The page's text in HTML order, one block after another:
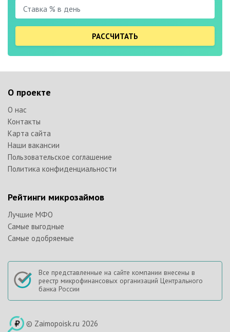
РАССЧИТАТЬ
О проекте
О нас
Контакты
Карта сайта
Наши вакансии
Пользовательское соглашение
Политика конфиденциальности
Рейтинги микрозаймов
Лучшие МФО
Самые выгодные
Самые одобряемые
Все представленные на сайте компании внесены в
реестр микрофинансовых организаций Центрального
банка России
© Zaimopoisk.ru 2026